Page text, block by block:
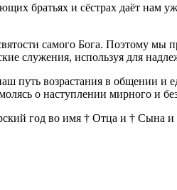
братьях и сёстрах даёт нам
самого Бога. Поэтому
служения, используя для
путь возрастания в общении и
о наступлении мирного и
год во имя † Отца и † Сына и